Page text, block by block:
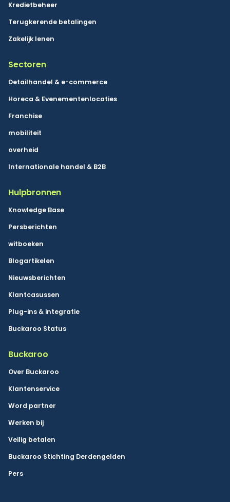
Kredietbeheer
Terugkerende betalingen
Zakelijk lenen
Sectoren
Detailhandel & e-commerce
Horeca & Evenementenlocaties
Franchise
mobiliteit
overheid
Internationale handel & B2B
Hulpbronnen
Knowledge Base
Persberichten
witboeken
Blogartikelen
Nieuwsberichten
Klantcasussen
Plug-ins & integratie
Buckaroo Status
Buckaroo
Over Buckaroo
Klantenservice
Word partner
Werken bij
Veilig betalen
Buckaroo Stichting Derdengelden
Pers